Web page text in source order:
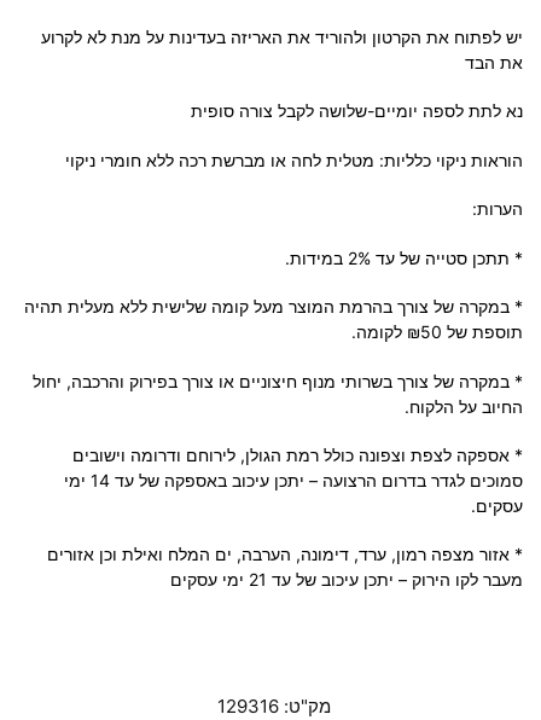
יש לפתוח את הקרטון ולהוריד את האריזה בעדינות על מנת לא לקרוע
את הבד
נא לתת לספה יומיים-שלושה לקבל צורה סופית
הוראות ניקוי כלליות: מטלית לחה או מברשת רכה ללא חומרי ניקוי
הערות:
* תתכן סטייה של עד 2% במידות.
* במקרה של צורך בהרמת המוצר מעל קומה שלישית ללא מעלית תהיה
תוספת של ₪50 לקומה.
* במקרה של צורך בשרותי מנוף חיצוניים או צורך בפירוק והרכבה, יחול
החיוב על הלקוח.
* אספקה לצפת וצפונה כולל רמת הגולן, לירוחם ודרומה וישובים
סמוכים לגדר בדרום הרצועה – יתכן עיכוב באספקה של עד 14 ימי
עסקים.
* אזור מצפה רמון, ערד, דימונה, הערבה, ים המלח ואילת וכן אזורים
מעבר לקו הירוק – יתכן עיכוב של עד 21 ימי עסקים
מק"ט:129316